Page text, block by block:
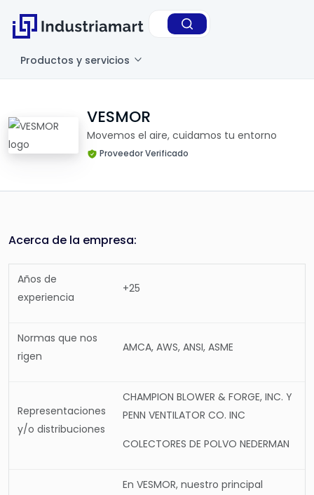
Productos y servicios
VESMOR
Movemos el aire, cuidamos tu entorno
Proveedor Verificado
Acerca de la empresa:
Años de
experiencia
+25
Normas que nos
rigen
AMCA, AWS, ANSI, ASME
Representaciones
y/o distribuciones
CHAMPION BLOWER & FORGE, INC. Y
PENN VENTILATOR CO. INC
COLECTORES DE POLVO NEDERMAN
En VESMOR, nuestro principal